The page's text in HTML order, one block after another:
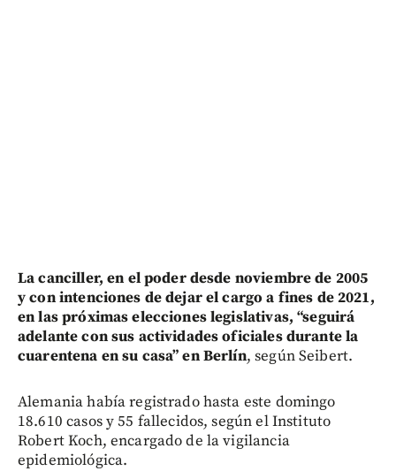
La canciller, en el poder desde noviembre de 2005
y con intenciones de dejar el cargo a fines de 2021,
en las próximas elecciones legislativas, “seguirá
adelante con sus actividades oficiales durante la
cuarentena en su casa” en Berlín, según Seibert.
Alemania había registrado hasta este domingo
18.610 casos y 55 fallecidos, según el Instituto
Robert Koch, encargado de la vigilancia
epidemiológica.